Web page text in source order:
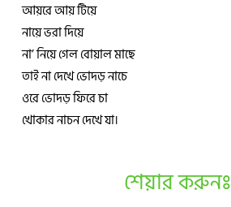
আয়রে আয় টিয়ে
নায়ে ভরা দিয়ে
না’ নিয়ে গেল বোয়াল মাছে
তাই না দেখে ভোদড় নাচে
ওরে ভোদড় ফিরে চা
খোকার নাচন দেখে যা।
শেয়ার করুনঃ